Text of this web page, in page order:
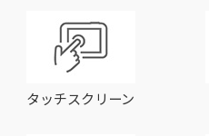
タッチスクリーン